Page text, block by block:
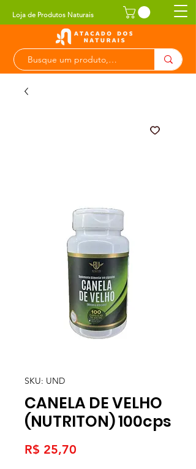
Loja de Produtos Naturais
SKU: UND
CANELA DE VELHO
(NUTRITON) 100cps
R$ 25,70